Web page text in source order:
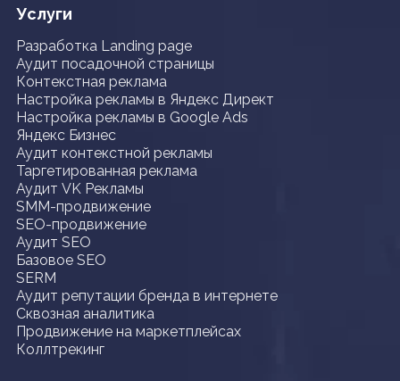
Услуги
Разработка Landing page
Аудит посадочной страницы
Контекстная реклама
Настройка рекламы в Яндекс Директ
Настройка рекламы в Google Ads
Яндекс Бизнес
Аудит контекстной рекламы
Таргетированная реклама
Аудит VK Рекламы
SMM-продвижение
SEO-продвижение
Аудит SEO
Базовое SEO
SERM
Аудит репутации бренда в интернете
Сквозная аналитика
Продвижение на маркетплейсах
Коллтрекинг